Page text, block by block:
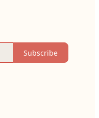
Subscribe